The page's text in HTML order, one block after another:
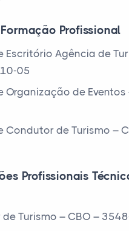
Profissional
Escritório Agência de
05
Organização de Eventos
Condutor de Turismo –
Profissionais
Turismo – CBO –